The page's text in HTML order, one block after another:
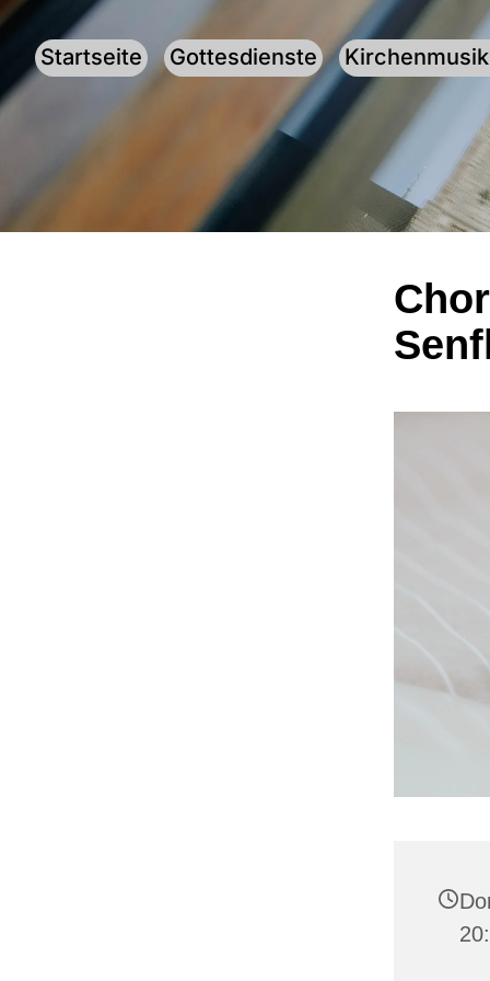
Startseite Gottesdienste Kirchenmusik